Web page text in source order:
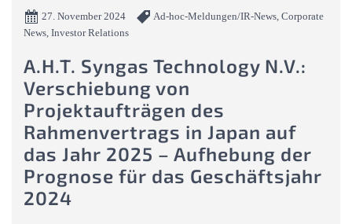
27. November 2024
Ad-hoc-Meldungen/IR-News, Corporate
News, Investor Relations
A.H.T. Syngas Technology N.V.:
Verschiebung von
Projektaufträgen des
Rahmenvertrags in Japan auf
das Jahr 2025 – Aufhebung der
Prognose für das Geschäftsjahr
2024